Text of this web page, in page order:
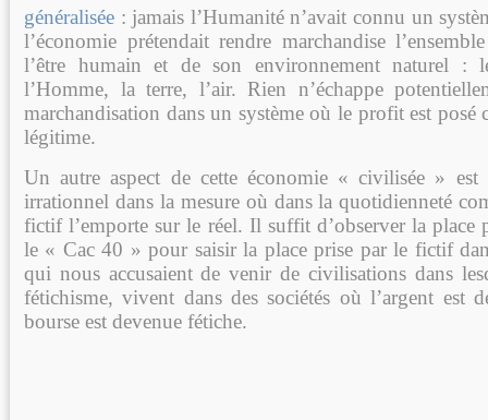
généralisée : jamais l’Humanité n’avait connu un
l’économie prétendait rendre marchandise
l’être humain et de son environnement naturel :
l’Homme, la terre, l’air. Rien n’échappe
marchandisation dans un système où le profit est posé
légitime.
Un autre aspect de cette économie « civilisée » est
irrationnel dans la mesure où dans la quotidienneté
fictif l’emporte sur le réel. Il suffit d’observer la place
le « Cac 40 » pour saisir la place prise par le fictif
qui nous accusaient de venir de civilisations dans
fétichisme, vivent dans des sociétés où l’argent est
bourse est devenue fétiche.